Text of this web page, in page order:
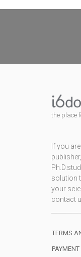
the place
If you
solution
your
contact
TERMS